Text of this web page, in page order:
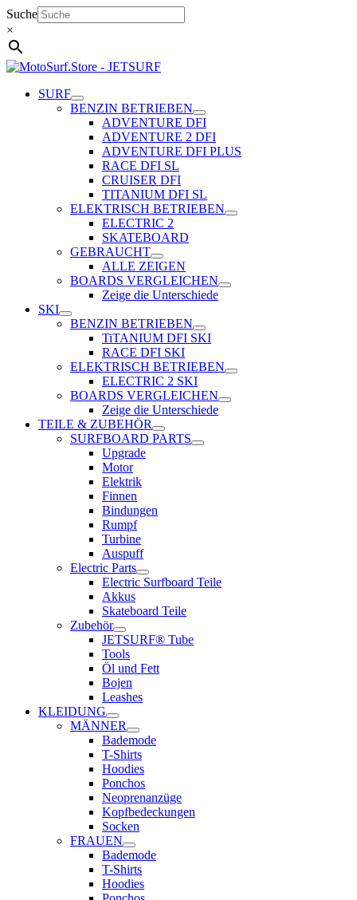
Zum
Inhalt
springen
Suche
×
SURF
BENZIN BETRIEBEN
ADVENTURE DFI
ADVENTURE 2 DFI
ADVENTURE DFI PLUS
RACE DFI SL
CRUISER DFI
TITANIUM DFI SL
ELEKTRISCH BETRIEBEN
ELECTRIC 2
SKATEBOARD
GEBRAUCHT
ALLE ZEIGEN
BOARDS VERGLEICHEN
Zeige die Unterschiede
SKI
BENZIN BETRIEBEN
TiTANIUM DFI SKI
RACE DFI SKI
ELEKTRISCH BETRIEBEN
ELECTRIC 2 SKI
BOARDS VERGLEICHEN
Zeige die Unterschiede
TEILE & ZUBEHÖR
SURFBOARD PARTS
Upgrade
Motor
Elektrik
Finnen
Bindungen
Rumpf
Turbine
Auspuff
Electric Parts
Electric Surfboard Teile
Akkus
Skateboard Teile
Zubehör
JETSURF® Tube
Tools
Öl und Fett
Bojen
Leashes
KLEIDUNG
MÄNNER
Bademode
T-Shirts
Hoodies
Ponchos
Neoprenanzüge
Kopfbedeckungen
Socken
FRAUEN
Bademode
T-Shirts
Hoodies